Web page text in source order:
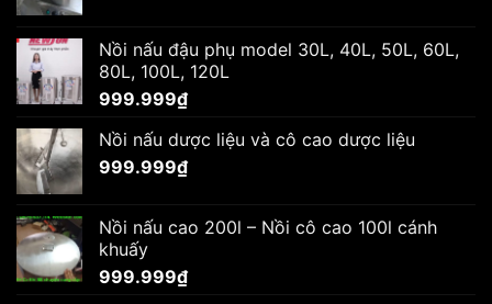
Nồi nấu đậu phụ model 30L, 40L, 50L, 60L,
80L, 100L, 120L
999.999₫
Nồi nấu dược liệu và cô cao dược liệu
999.999₫
Nồi nấu cao 200l – Nồi cô cao 100l cánh
khuấy
999.999₫